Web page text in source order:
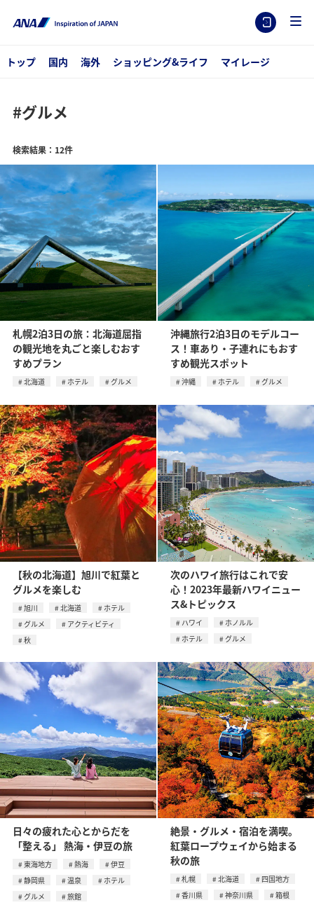
トップ 国内 海外 ショッピング&ライフ マイレージ
#グルメ
検索結果：12件
札幌2泊3日の旅：北海道屈指
の観光地を丸ごと楽しむおす
すめプラン
北海道 ホテル グルメ
沖縄旅行2泊3日のモデルコー
ス！車あり・子連れにもおす
すめ観光スポット
沖縄 ホテル グルメ
【秋の北海道】旭川で紅葉と
グルメを楽しむ
旭川 北海道
ホテル
グルメ
アクティビティ
秋
次のハワイ旅行はこれで安
心！2023年最新ハワイニュー
ス&トピックス
ハワイ
ホノルル
ホテル
グルメ
日々の疲れた心とからだを
「整える」 熱海・伊豆の旅
東海地方 熱海
伊豆
静岡県
温泉
ホテル
グルメ
旅館
絶景・グルメ・宿泊を満喫。
紅葉ロープウェイから始まる
秋の旅
札幌 北海道
四国地方
香川県
神奈川県
箱根